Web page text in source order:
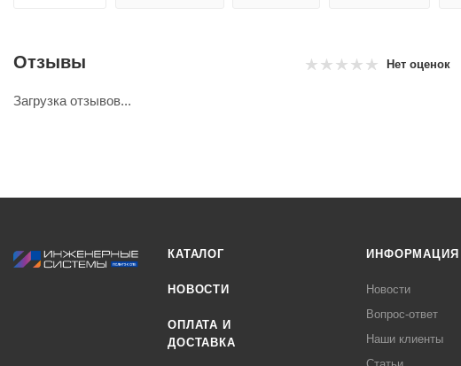
Отзывы Нет оценок
Загрузка отзывов...
КАТАЛОГ
НОВОСТИ
ОПЛАТА И
ДОСТАВКА
ИНФОРМАЦИЯ
Новости
Вопрос-ответ
Наши клиенты